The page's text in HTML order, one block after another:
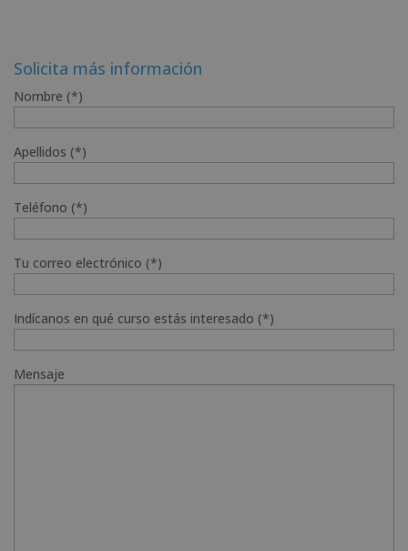
Solicita más información
Nombre (*)
Apellidos (*)
Teléfono (*)
Tu correo electrónico (*)
Indícanos en qué curso estás interesado (*)
Mensaje